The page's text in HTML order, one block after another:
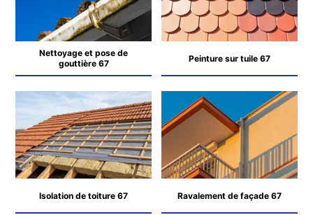
Nettoyage et pose de
gouttière 67
Peinture sur tuile 67
Isolation de toiture 67 Ravalement de façade 67